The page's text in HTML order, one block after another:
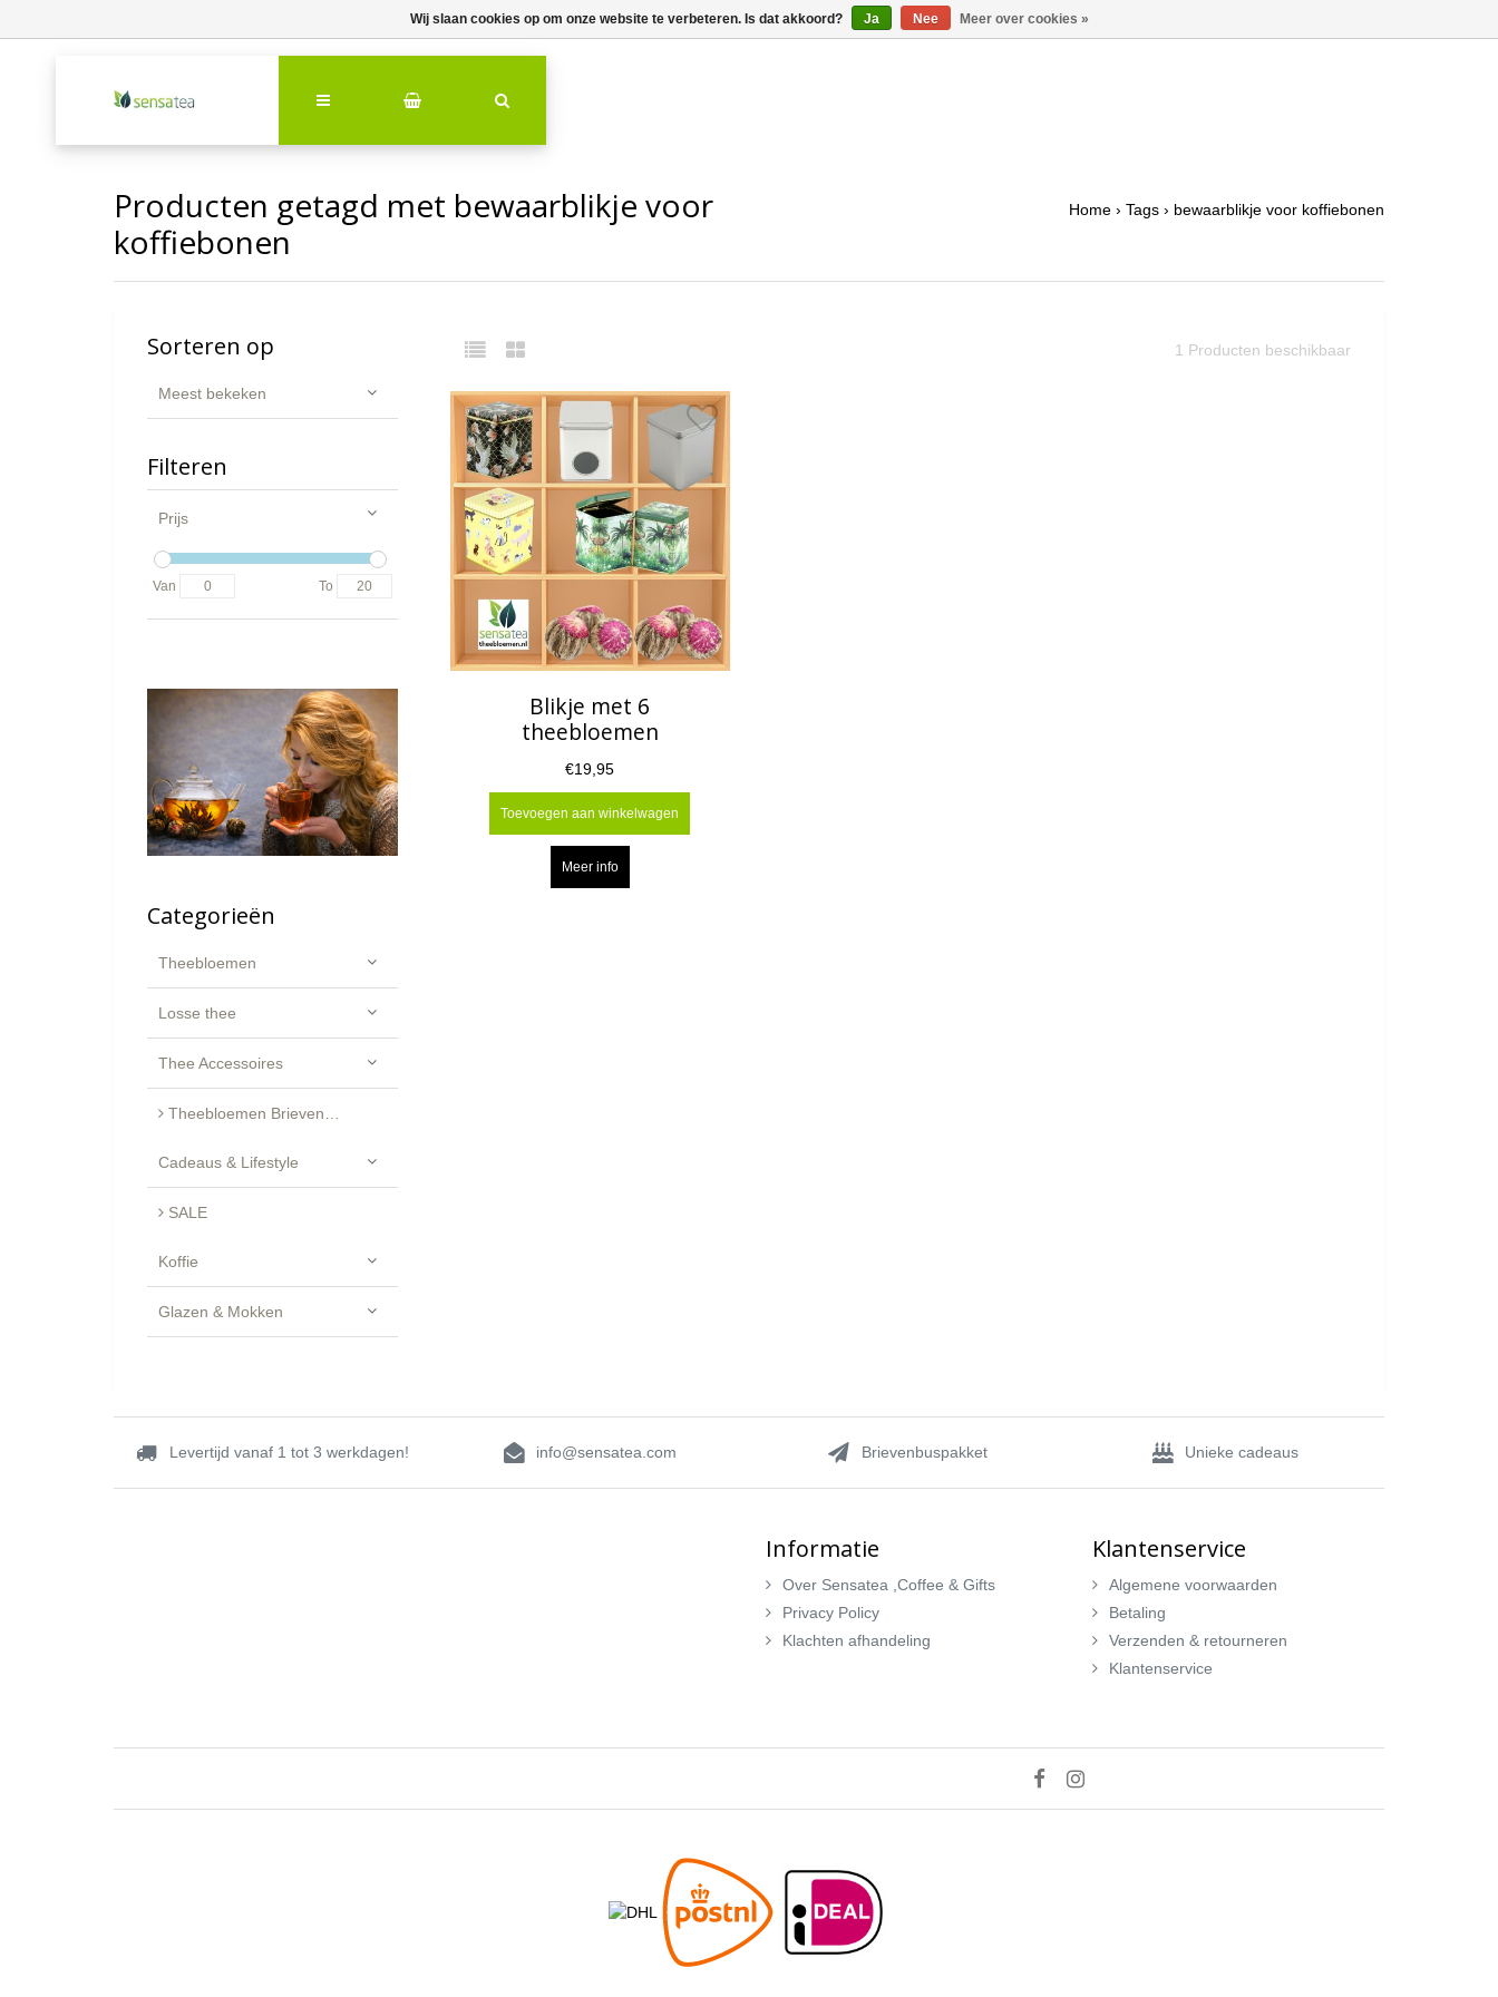
Producten getagd met bewaarblikje voor
koffiebonen
Home › Tags › bewaarblikje voor koffiebonen
1 Producten beschikbaar
Sorteren op
Meest bekeken
Filteren
Prijs
Van To
Categorieën
Theebloemen
Losse thee
Thee Accessoires
Theebloemen Brievenbus Cadeau - Luxe Geschenkset
Cadeaus & Lifestyle
SALE
Koffie
Glazen & Mokken
Blikje met 6
theebloemen
€19,95
Toevoegen aan winkelwagen
Meer info
Levertijd vanaf 1 tot 3 werkdagen! info@sensatea.com Brievenbuspakket Unieke cadeaus
Informatie
Over Sensatea ,Coffee & Gifts
Privacy Policy
Klachten afhandeling
Klantenservice
Algemene voorwaarden
Betaling
Verzenden & retourneren
Klantenservice
Wij slaan cookies op om onze website te verbeteren. Is dat akkoord? Ja Nee Meer over cookies »